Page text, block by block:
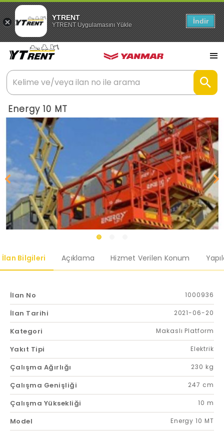
YTRENT
YTRENT Uygulamasını Yükle İndir
Energy 10 MT
İlan Bilgileri Açıklama Hizmet Verilen Konum
İlan No 1000936
İlan Tarihi 2021-06-20
Kategori Makaslı Platform
Yakıt Tipi Elektrik
Çalışma Ağırlığı 230 kg
Çalışma Genişliği 247 cm
Çalışma Yüksekliği 10 m
Model Energy 10 MT